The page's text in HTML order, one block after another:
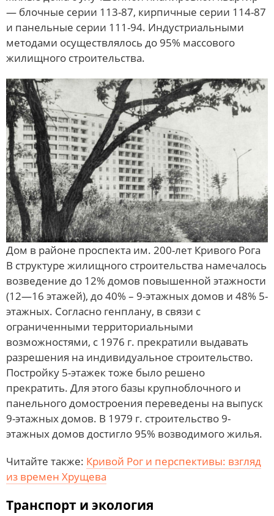
— блочные серии 113-87, кирпичные серии 114-87
и панельные серии 111-94. Индустриальными
методами осуществлялось до 95% массового
жилищного строительства.
Дом в районе проспекта им. 200-лет Кривого Рога
В структуре жилищного строительства намечалось
возведение до 12% домов повышенной этажности
(12—16 этажей), до 40% – 9-этажных домов и 48% 5-
этажных. Согласно генплану, в связи с
ограниченными территориальными
возможностями, с 1976 г. прекратили выдавать
разрешения на индивидуальное строительство.
Постройку 5-этажек тоже было решено
прекратить. Для этого базы крупноблочного и
панельного домостроения переведены на выпуск
9-этажных домов. В 1979 г. строительство 9-
этажных домов достигло 95% возводимого жилья.
Читайте также: Кривой Рог и перспективы: взгляд
из времен Хрущева
Транспорт и экология